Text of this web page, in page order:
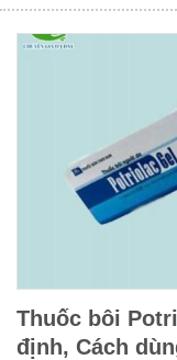
Thuốc bôi
định, Cách